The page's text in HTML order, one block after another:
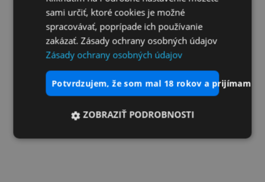
sami určiť, ktoré cookies je možné
spracovávať, poprípade ich používanie
zakázať. Zásady ochrany osobných údajov
Zásady ochrany osobných údajov
potvrdzujem, že som mal 18 rokov a prijímam
ZOBRAZIŤ PODROBNOSTI